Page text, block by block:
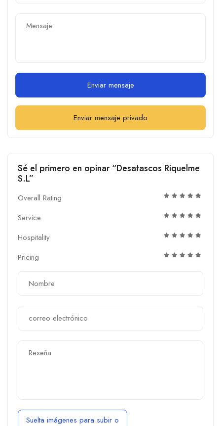
Enviar mensaje
Enviar mensaje privado
Sé el primero en opinar “Desatascos Riquelme
S.L”
Overall Rating
Service
Hospitality
Pricing
Suelta imágenes para subir o